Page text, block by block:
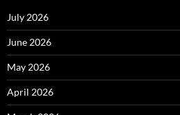
July 2026
June 2026
May 2026
April 2026